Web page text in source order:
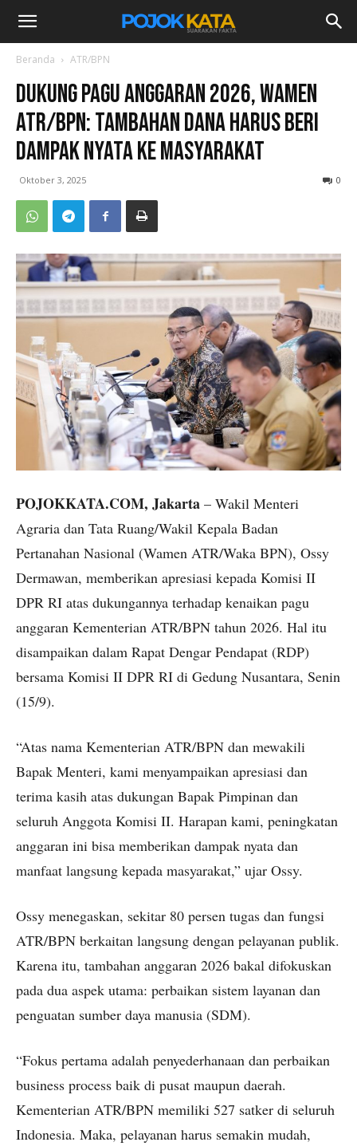
Beranda ATR/BPN
Dukung Pagu Anggaran 2026, Wamen
ATR/BPN: Tambahan Dana Harus Beri
Dampak Nyata ke Masyarakat
Oktober 3, 2025 0
POJOKKATA.COM, Jakarta – Wakil Menteri
Agraria dan Tata Ruang/Wakil Kepala Badan
Pertanahan Nasional (Wamen ATR/Waka BPN), Ossy
Dermawan, memberikan apresiasi kepada Komisi II
DPR RI atas dukungannya terhadap kenaikan pagu
anggaran Kementerian ATR/BPN tahun 2026. Hal itu
disampaikan dalam Rapat Dengar Pendapat (RDP)
bersama Komisi II DPR RI di Gedung Nusantara, Senin
(15/9).
“Atas nama Kementerian ATR/BPN dan mewakili
Bapak Menteri, kami menyampaikan apresiasi dan
terima kasih atas dukungan Bapak Pimpinan dan
seluruh Anggota Komisi II. Harapan kami, peningkatan
anggaran ini bisa memberikan dampak nyata dan
manfaat langsung kepada masyarakat,” ujar Ossy.
Ossy menegaskan, sekitar 80 persen tugas dan fungsi
ATR/BPN berkaitan langsung dengan pelayanan publik.
Karena itu, tambahan anggaran 2026 bakal difokuskan
pada dua aspek utama: perbaikan sistem layanan dan
penguatan sumber daya manusia (SDM).
“Fokus pertama adalah penyederhanaan dan perbaikan
business process baik di pusat maupun daerah.
Kementerian ATR/BPN memiliki 527 satker di seluruh
Indonesia. Maka, pelayanan harus semakin mudah,